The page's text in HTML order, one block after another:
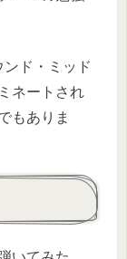
ド・ミッド
ネートされ
もありま